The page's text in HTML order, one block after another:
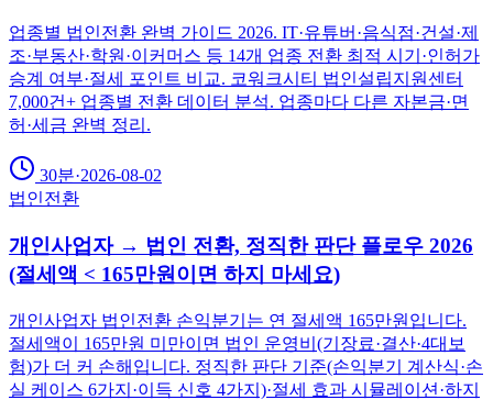
업종별 법인전환 완벽 가이드 2026. IT·유튜버·음식점·건설·제
조·부동산·학원·이커머스 등 14개 업종 전환 최적 시기·인허가
승계 여부·절세 포인트 비교. 코워크시티 법인설립지원센터
7,000건+ 업종별 전환 데이터 분석. 업종마다 다른 자본금·면
허·세금 완벽 정리.
30분·2026-08-02
법인전환
개인사업자 → 법인 전환, 정직한 판단 플로우 2026
(절세액 < 165만원이면 하지 마세요)
개인사업자 법인전환 손익분기는 연 절세액 165만원입니다.
절세액이 165만원 미만이면 법인 운영비(기장료·결산·4대보
험)가 더 커 손해입니다. 정직한 판단 기준(손익분기 계산식·손
실 케이스 6가지·이득 신호 4가지)·절세 효과 시뮬레이션·하지